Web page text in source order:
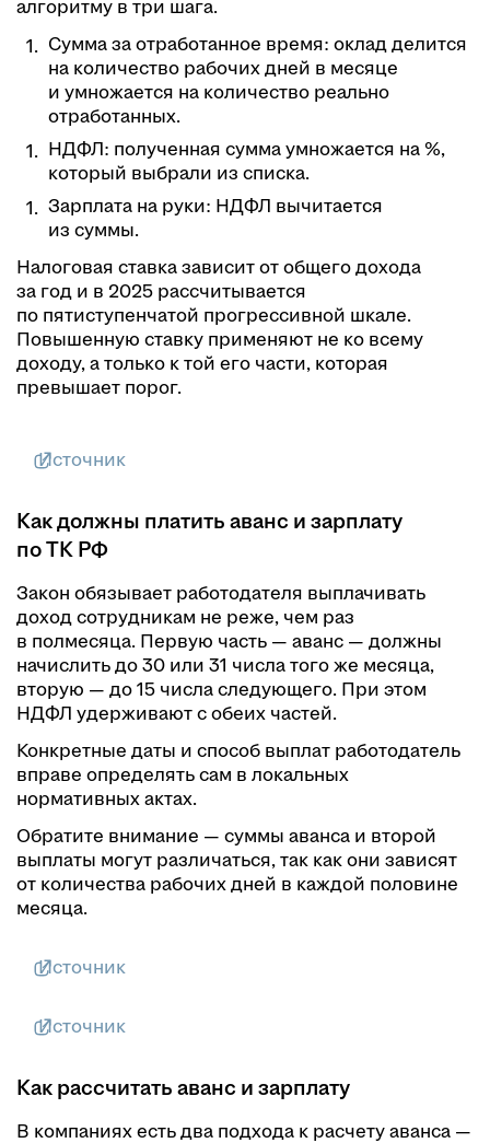
алгоритму в три шага.
Сумма за отработанное время: оклад делится
на количество рабочих дней в месяце
и умножается на количество реально
отработанных.
НДФЛ: полученная сумма умножается на %,
который выбрали из списка.
Зарплата на руки: НДФЛ вычитается
из суммы.
Налоговая ставка зависит от общего дохода
за год и в 2025 рассчитывается
по пятиступенчатой прогрессивной шкале.
Повышенную ставку применяют не ко всему
доходу, а только к той его части, которая
превышает порог.
Источник
Как должны платить аванс и зарплату
по ТК РФ
Закон обязывает работодателя выплачивать
доход сотрудникам не реже, чем раз
в полмесяца. Первую часть — аванс — должны
начислить до 30 или 31 числа того же месяца,
вторую — до 15 числа следующего. При этом
НДФЛ удерживают с обеих частей.
Конкретные даты и способ выплат работодатель
вправе определять сам в локальных
нормативных актах.
Обратите внимание — суммы аванса и второй
выплаты могут различаться, так как они зависят
от количества рабочих дней в каждой половине
месяца.
Источник
Источник
Как рассчитать аванс и зарплату
В компаниях есть два подхода к расчету аванса —